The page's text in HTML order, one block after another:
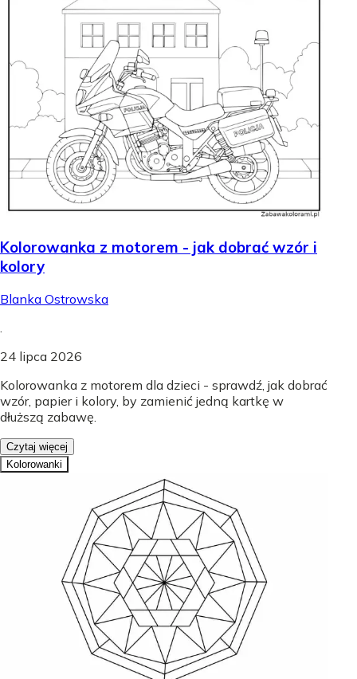
Kolorowanka z motorem - jak dobrać wzór i
kolory
Blanka Ostrowska
24 lipca 2026
Kolorowanka z motorem dla dzieci - sprawdź, jak dobrać
wzór, papier i kolory, by zamienić jedną kartkę w
dłuższą zabawę.
Czytaj więcej
Kolorowanki